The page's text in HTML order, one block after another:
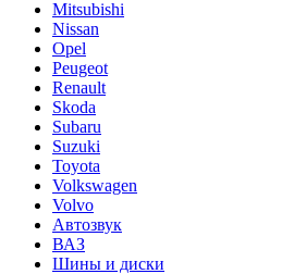
Mitsubishi
Nissan
Opel
Peugeot
Renault
Skoda
Subaru
Suzuki
Toyota
Volkswagen
Volvo
Автозвук
ВАЗ
Шины и диски